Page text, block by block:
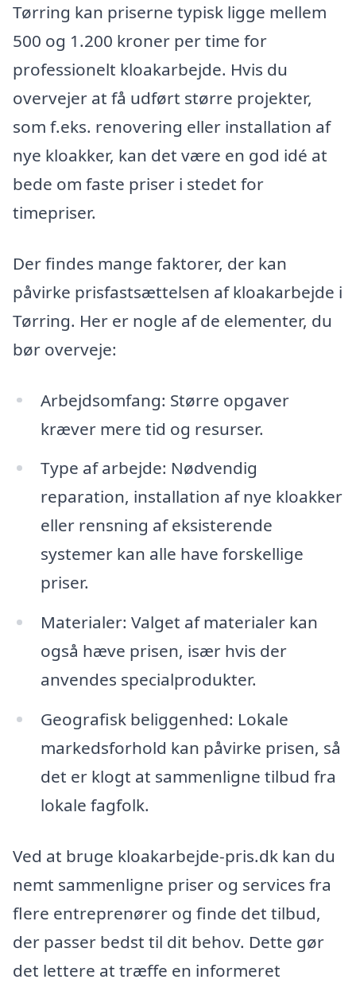
Tørring kan priserne typisk ligge mellem
500 og 1.200 kroner per time for
professionelt kloakarbejde. Hvis du
overvejer at få udført større projekter,
som f.eks. renovering eller installation af
nye kloakker, kan det være en god idé at
bede om faste priser i stedet for
timepriser.
Der findes mange faktorer, der kan
påvirke prisfastsættelsen af kloakarbejde i
Tørring. Her er nogle af de elementer, du
bør overveje:
Arbejdsomfang: Større opgaver
kræver mere tid og resurser.
Type af arbejde: Nødvendig
reparation, installation af nye kloakker
eller rensning af eksisterende
systemer kan alle have forskellige
priser.
Materialer: Valget af materialer kan
også hæve prisen, især hvis der
anvendes specialprodukter.
Geografisk beliggenhed: Lokale
markedsforhold kan påvirke prisen, så
det er klogt at sammenligne tilbud fra
lokale fagfolk.
Ved at bruge kloakarbejde-pris.dk kan du
nemt sammenligne priser og services fra
flere entreprenører og finde det tilbud,
der passer bedst til dit behov. Dette gør
det lettere at træffe en informeret